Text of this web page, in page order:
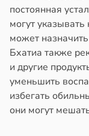
постоянная
могут
может
Бхатиа также
и другие
уменьшить
избегать
они могут